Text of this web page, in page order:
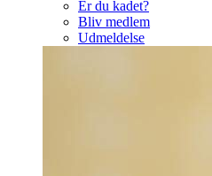
Er du kadet?
Bliv medlem
Udmeldelse